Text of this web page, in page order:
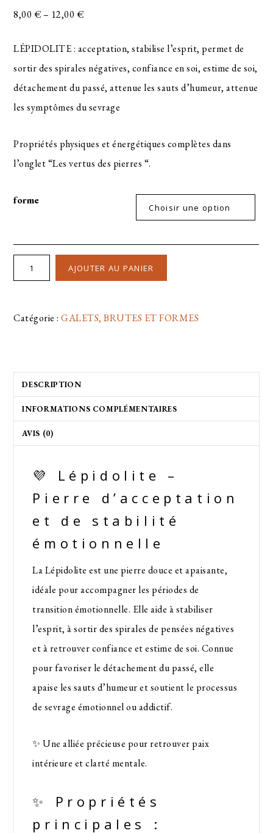
8,00 €– 12,00 €
LÉPIDOLITE : acceptation, stabilise l’esprit, permet de
sortir des spirales négatives, confiance en soi, estime de soi,
détachement du passé, attenue les sauts d’humeur, attenue
les symptômes du sevrage
Propriétés physiques et énergétiques complètes dans
l’onglet “Les vertus des pierres “.
forme
AJOUTER AU PANIER
Catégorie :GALETS, BRUTES ET FORMES
DESCRIPTION
INFORMATIONS COMPLÉMENTAIRES
AVIS (0)
💜 Lépidolite –
Pierre d’acceptation
et de stabilité
émotionnelle
La Lépidolite est une pierre douce et apaisante,
idéale pour accompagner les périodes de
transition émotionnelle. Elle aide à stabiliser
l’esprit, à sortir des spirales de pensées négatives
et à retrouver confiance et estime de soi. Connue
pour favoriser le détachement du passé, elle
apaise les sauts d’humeur et soutient le processus
de sevrage émotionnel ou addictif.
✨ Une alliée précieuse pour retrouver paix
intérieure et clarté mentale.
✨ Propriétés
principales :